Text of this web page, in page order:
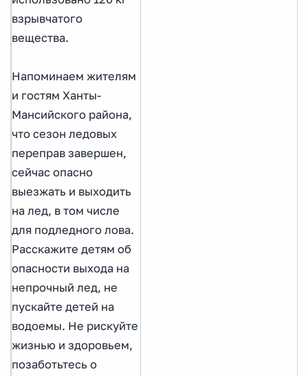
взрывчатого
вещества.
Напоминаем жителям
и гостям Ханты-
Мансийского района,
что сезон ледовых
переправ завершен,
сейчас опасно
выезжать и выходить
на лед, в том числе
для подледного лова.
Расскажите детям об
опасности выхода на
непрочный лед, не
пускайте детей на
водоемы. Не рискуйте
жизнью и здоровьем,
позаботьтесь о